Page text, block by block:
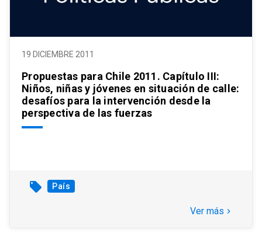
19 DICIEMBRE 2011
Propuestas para Chile 2011. Capítulo III:
Niños, niñas y jóvenes en situación de calle:
desafíos para la intervención desde la
perspectiva de las fuerzas
local_offer País
Ver más keyboard_arrow_right